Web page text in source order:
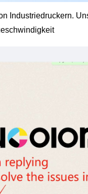
Industriedruckern.